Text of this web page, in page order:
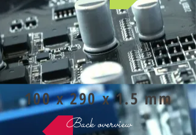
100 x 290 x 1.5 mm
Back overview